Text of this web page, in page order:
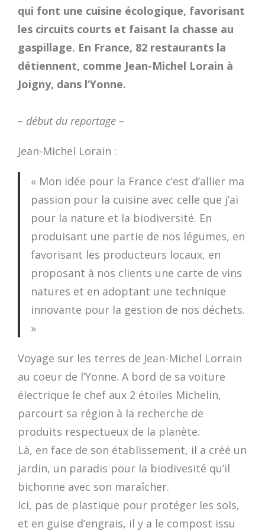
qui font une cuisine écologique, favorisant
les circuits courts et faisant la chasse au
gaspillage. En France, 82 restaurants la
détiennent, comme Jean-Michel Lorain à
Joigny, dans l’Yonne.
– début du reportage –
Jean-Michel Lorain :
« Mon idée pour la France c’est d’allier ma
passion pour la cuisine avec celle que j’ai
pour la nature et la biodiversité. En
produisant une partie de nos légumes, en
favorisant les producteurs locaux, en
proposant à nos clients une carte de vins
natures et en adoptant une technique
innovante pour la gestion de nos déchets.
»
Voyage sur les terres de Jean-Michel Lorrain
au coeur de l’Yonne. A bord de sa voiture
électrique le chef aux 2 étoiles Michelin,
parcourt sa région à la recherche de
produits respectueux de la planète.
Là, en face de son établissement, il a créé un
jardin, un paradis pour la biodivesité qu’il
bichonne avec son maraîcher.
Ici, pas de plastique pour protéger les sols,
et en guise d’engrais, il y a le compost issu